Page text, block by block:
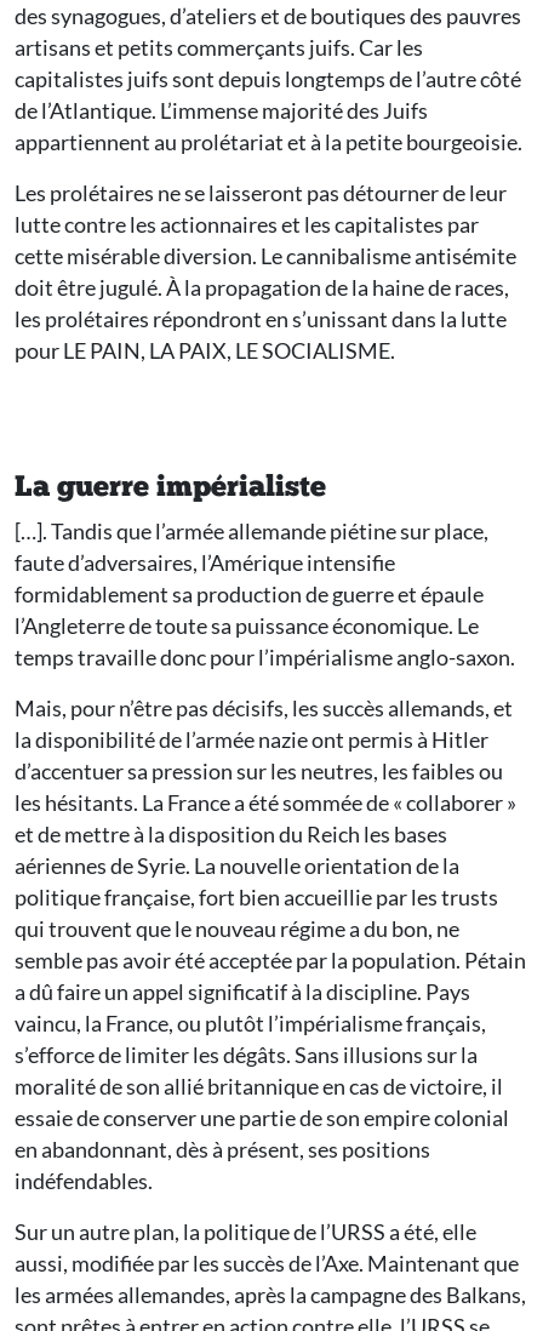
des synagogues, d’ateliers et de boutiques des pauvres
artisans et petits commerçants juifs. Car les
capitalistes juifs sont depuis longtemps de l’autre côté
de l’Atlantique. L’immense majorité des Juifs
appartiennent au prolétariat et à la petite bourgeoisie.
Les prolétaires ne se laisseront pas détourner de leur
lutte contre les actionnaires et les capitalistes par
cette misérable diversion. Le cannibalisme antisémite
doit être jugulé. À la propagation de la haine de races,
les prolétaires répondront en s’unissant dans la lutte
pour LE PAIN, LA PAIX, LE SOCIALISME.
La guerre impérialiste
[…]. Tandis que l’armée allemande piétine sur place,
faute d’adversaires, l’Amérique intensifie
formidablement sa production de guerre et épaule
l’Angleterre de toute sa puissance économique. Le
temps travaille donc pour l’impérialisme anglo-saxon.
Mais, pour n’être pas décisifs, les succès allemands, et
la disponibilité de l’armée nazie ont permis à Hitler
d’accentuer sa pression sur les neutres, les faibles ou
les hésitants. La France a été sommée de « collaborer »
et de mettre à la disposition du Reich les bases
aériennes de Syrie. La nouvelle orientation de la
politique française, fort bien accueillie par les trusts
qui trouvent que le nouveau régime a du bon, ne
semble pas avoir été acceptée par la population. Pétain
a dû faire un appel significatif à la discipline. Pays
vaincu, la France, ou plutôt l’impérialisme français,
s’efforce de limiter les dégâts. Sans illusions sur la
moralité de son allié britannique en cas de victoire, il
essaie de conserver une partie de son empire colonial
en abandonnant, dès à présent, ses positions
indéfendables.
Sur un autre plan, la politique de l’URSS a été, elle
aussi, modifiée par les succès de l’Axe. Maintenant que
les armées allemandes, après la campagne des Balkans,